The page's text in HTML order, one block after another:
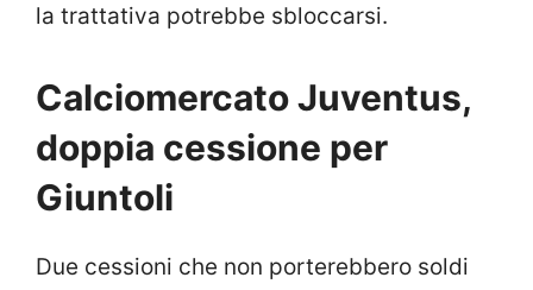
la trattativa potrebbe sbloccarsi.
Calciomercato Juventus,
doppia cessione per
Giuntoli
Due cessioni che non porterebbero soldi